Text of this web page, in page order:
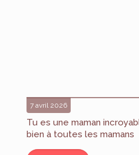
7 avril 2026
Tu es une maman
bien à toutes les mamans